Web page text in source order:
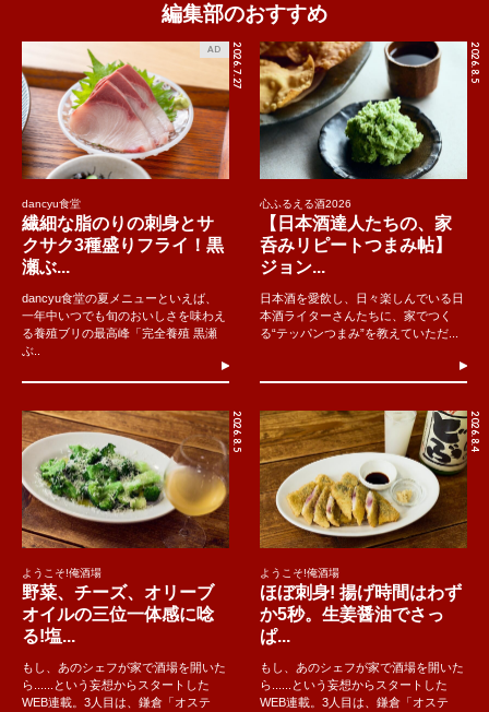
編集部のおすすめ
2026.7.27
AD
dancyu食堂
繊細な脂のりの刺身とサ
クサク3種盛りフライ！黒
瀬ぶ...
dancyu食堂の夏メニューといえば、
一年中いつでも旬のおいしさを味わえ
る養殖ブリの最高峰「完全養殖 黒瀬
ぶ..
2026.8.5
心ふるえる酒2026
【日本酒達人たちの、家
呑みリピートつまみ帖】
ジョン...
日本酒を愛飲し、日々楽しんでいる日
本酒ライターさんたちに、家でつく
る“テッパンつまみ”を教えていただ...
2026.8.5
ようこそ!俺酒場
野菜、チーズ、オリーブ
オイルの三位一体感に唸
る!塩...
もし、あのシェフが家で酒場を開いた
ら......という妄想からスタートした
WEB連載。3人目は、鎌倉「オステ
2026.8.4
ようこそ!俺酒場
ほぼ刺身! 揚げ時間はわず
か5秒。生姜醤油でさっ
ぱ...
もし、あのシェフが家で酒場を開いた
ら......という妄想からスタートした
WEB連載。3人目は、鎌倉「オステ